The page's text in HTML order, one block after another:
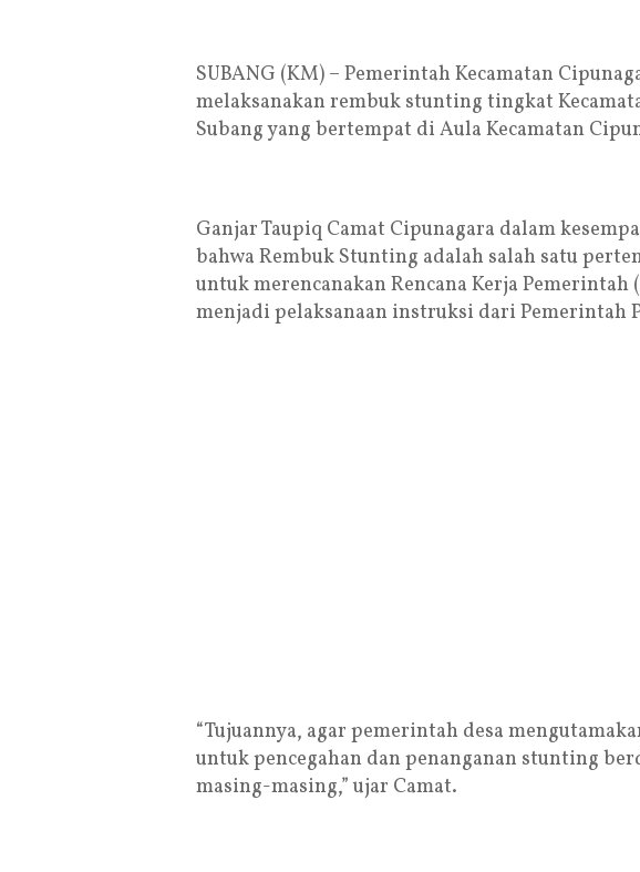
SUBANG (KM) – Pemerintah Kecamatan
melaksanakan rembuk stunting tingkat
Subang yang bertempat di Aula Kecamatan
Ganjar Taupiq Camat Cipunagara dalam
bahwa Rembuk Stunting adalah salah satu
untuk merencanakan Rencana Kerja Pemerintah
menjadi pelaksanaan instruksi dari Pemerintah
“Tujuannya, agar pemerintah desa
untuk pencegahan dan penanganan stunting
masing-masing,” ujar Camat.